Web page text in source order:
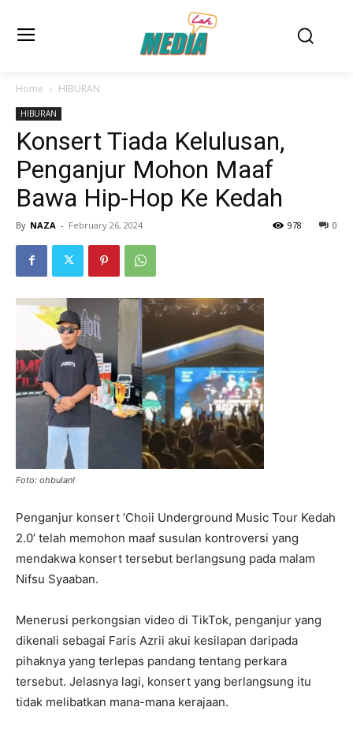
Home HIBURAN
HIBURAN
Konsert Tiada Kelulusan,
Penganjur Mohon Maaf
Bawa Hip-Hop Ke Kedah
By NAZA - February 26, 2024 0
978
Foto: ohbulan!
Penganjur konsert ‘Choii Underground Music Tour Kedah
2.0’ telah memohon maaf susulan kontroversi yang
mendakwa konsert tersebut berlangsung pada malam
Nifsu Syaaban.
Menerusi perkongsian video di TikTok, penganjur yang
dikenali sebagai Faris Azrii akui kesilapan daripada
pihaknya yang terlepas pandang tentang perkara
tersebut. Jelasnya lagi, konsert yang berlangsung itu
tidak melibatkan mana-mana kerajaan.